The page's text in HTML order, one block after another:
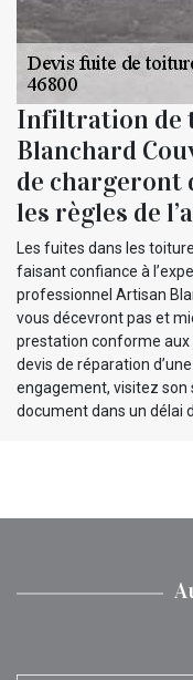
Infiltration de
Blanchard
de chargeront
les règles de
Les fuites dans les
faisant confiance à
professionnel Artisan
vous décevront pas et
prestation conforme aux
devis de réparation
engagement, visitez son
document dans un délai